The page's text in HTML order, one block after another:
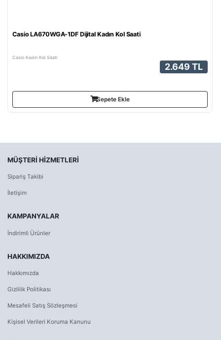
Casio LA670WGA-1DF Dijital Kadın Kol Saati
Casio Kadın Kol Saati
2.649 TL
Sepete Ekle
MÜŞTERI HIZMETLERI
Sipariş Takibi
İletişim
KAMPANYALAR
İndirimli Ürünler
HAKKIMIZDA
Hakkımızda
Gizlilik Politikası
Mesafeli Satış Sözleşmesi
Kişisel Verileri Koruma Kanunu